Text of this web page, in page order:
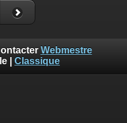
Webmestre
Classique